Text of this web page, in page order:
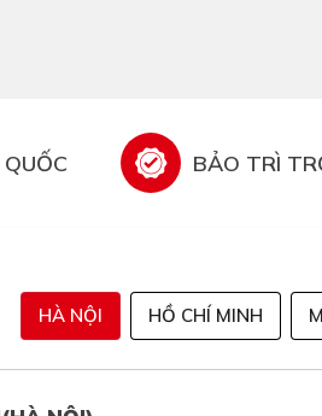
BẢO TRÌ
HÀ NỘI HỒ CHÍ MINH